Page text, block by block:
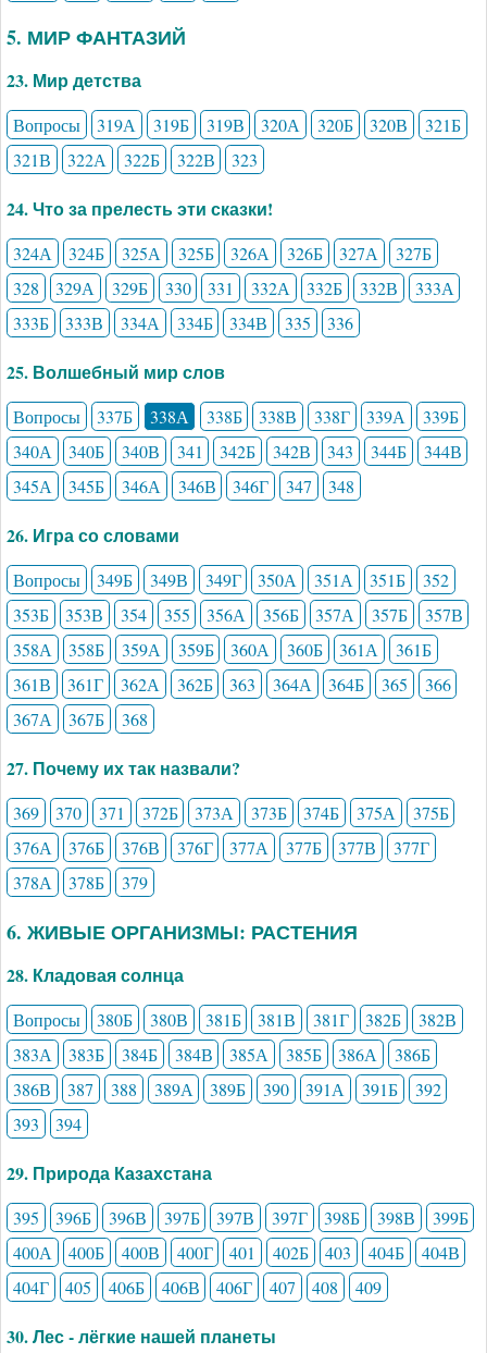
5. МИР ФАНТАЗИЙ
23. Мир детства
Вопросы 319А 319Б 319В 320А 320Б 320В
321Б
321В
322А 322Б 322В 323
24. Что за прелесть эти сказки!
324А 324Б 325А 325Б 326А 326Б 327А
327Б
328
329А 329Б 330 331 332А 332Б 332В
333А
333Б
333В 334А 334Б 334В 335 336
25. Волшебный мир слов
Вопросы 337Б 338А 338Б 338В 338Г 339А
339Б
340А
340Б 340В 341 342Б 342В 343 344Б
344В
345А
345Б 346А 346В 346Г 347 348
26. Игра со словами
Вопросы 349Б 349В 349Г 350А 351А 351Б
352
353Б
353В 354 355 356А 356Б 357А 357Б
357В
358А
358Б 359А 359Б 360А 360Б 361А
361Б
361В
361Г 362А 362Б 363 364А 364Б 365
366
367А
367Б 368
27. Почему их так назвали?
369 370 371 372Б 373А 373Б 374Б 375А
375Б
376А
376Б 376В 376Г 377А 377Б 377В
377Г
378А
378Б 379
6. ЖИВЫЕ ОРГАНИЗМЫ: РАСТЕНИЯ
28. Кладовая солнца
Вопросы 380Б 380В 381Б 381В 381Г 382Б
382В
383А
383Б 384Б 384В 385А 385Б 386А
386Б
386В
387 388 389А 389Б 390 391А 391Б
392
393
394
29. Природа Казахстана
395 396Б 396В 397Б 397В 397Г 398Б 398В
399Б
400А
400Б 400В 400Г 401 402Б 403 404Б
404В
404Г
405 406Б 406В 406Г 407 408 409
30. Лес - лёгкие нашей планеты